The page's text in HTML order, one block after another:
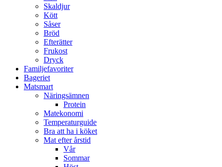
Skaldjur
Kött
Såser
Bröd
Efterätter
Frukost
Dryck
Familjefavoriter
Bageriet
Matsmart
Näringsämnen
Protein
Matekonomi
Temperaturguide
Bra att ha i köket
Mat efter årstid
Vår
Sommar